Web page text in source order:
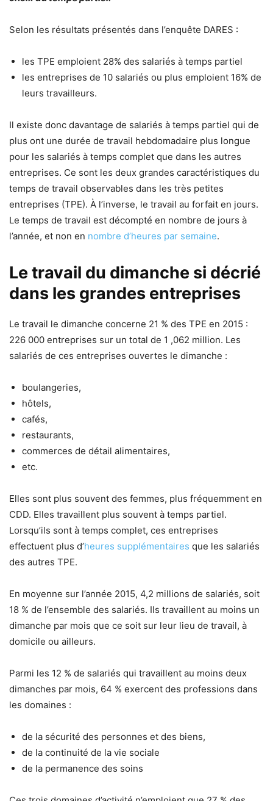
Selon les résultats présentés dans l’enquête DARES :
les TPE emploient 28% des salariés à temps partiel
les entreprises de 10 salariés ou plus emploient 16% de
leurs travailleurs.
Il existe donc davantage de salariés à temps partiel qui de
plus ont une durée de travail hebdomadaire plus longue
pour les salariés à temps complet que dans les autres
entreprises. Ce sont les deux grandes caractéristiques du
temps de travail observables dans les très petites
entreprises (TPE). À l’inverse, le travail au forfait en jours.
Le temps de travail est décompté en nombre de jours à
l’année, et non en nombre d’heures par semaine.
Le travail du dimanche si décrié
dans les grandes entreprises
Le travail le dimanche concerne 21 % des TPE en 2015 :
226 000 entreprises sur un total de 1 ,062 million. Les
salariés de ces entreprises ouvertes le dimanche :
boulangeries,
hôtels,
cafés,
restaurants,
commerces de détail alimentaires,
etc.
Elles sont plus souvent des femmes, plus fréquemment en
CDD. Elles travaillent plus souvent à temps partiel.
Lorsqu’ils sont à temps complet, ces entreprises
effectuent plus d’heures supplémentaires que les salariés
des autres TPE.
En moyenne sur l’année 2015, 4,2 millions de salariés, soit
18 % de l’ensemble des salariés. Ils travaillent au moins un
dimanche par mois que ce soit sur leur lieu de travail, à
domicile ou ailleurs.
Parmi les 12 % de salariés qui travaillent au moins deux
dimanches par mois, 64 % exercent des professions dans
les domaines :
de la sécurité des personnes et des biens,
de la continuité de la vie sociale
de la permanence des soins